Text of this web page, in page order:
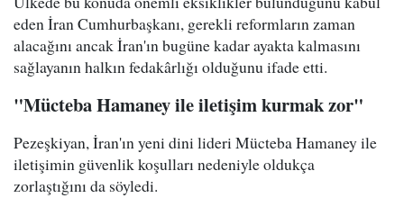
eden İran Cumhurbaşkanı, gerekli reformların zaman
alacağını ancak İran'ın bugüne kadar ayakta kalmasını
sağlayanın halkın fedakârlığı olduğunu ifade etti.
"Mücteba Hamaney ile iletişim kurmak zor"
Pezeşkiyan, İran'ın yeni dini lideri Mücteba Hamaney ile
iletişimin güvenlik koşulları nedeniyle oldukça
zorlaştığını da söyledi.